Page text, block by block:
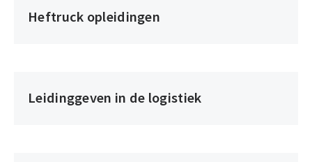
Heftruck opleidingen
Heftruck
Leidinggeven in de logistiek
Leidinggeven